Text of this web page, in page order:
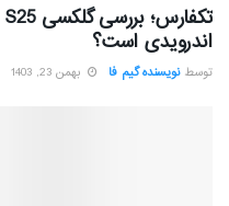
اندرویدی است؟
توسط نویسنده گیم فا بهمن 23, 1403